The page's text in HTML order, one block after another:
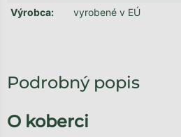
Výrobca: vyrobené v EÚ
Podrobný popis
O koberci